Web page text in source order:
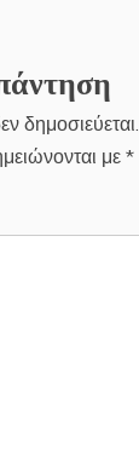
δημοσιεύεται.
με *